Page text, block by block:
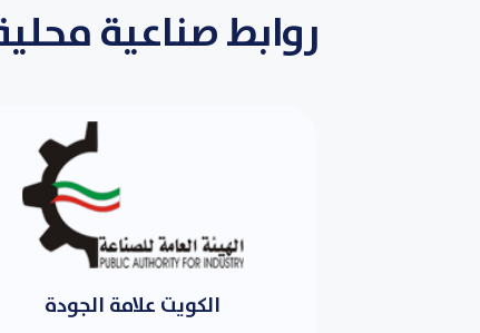
روابط صناعية
الكويت علامة الجودة